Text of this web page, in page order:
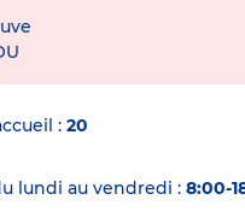
20
lundi au vendredi : 8:00-